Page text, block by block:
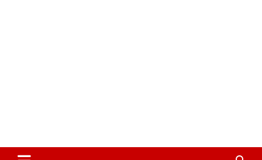
Corbett Halchal (कॉर्बेट हलचल)